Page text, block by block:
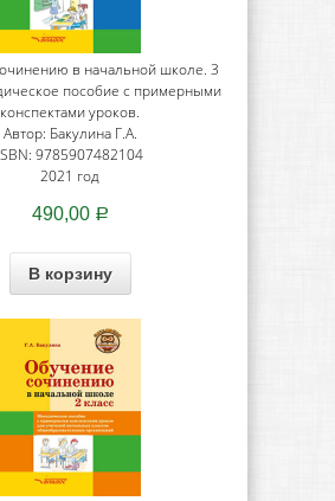
в начальной школе. 3
пособие с примерными
конспектами уроков.
Автор: Бакулина Г.А.
9785907482104
2021 год
490,00 Р
В корзину